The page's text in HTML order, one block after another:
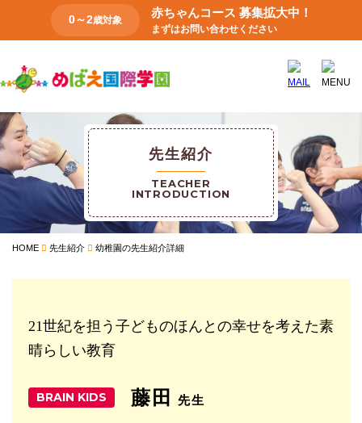
0～2歳対象
赤ちゃんコース 募集拡大中！
まずはお問い合わせください
先生紹介
TEACHER
INTRODUCTION
HOME 先生紹介 幼稚園の先生紹介詳細
21世紀を担う子どものほんとの幸せを考えた素
晴らしい教育
BRAIN KIDS 藤田 先生